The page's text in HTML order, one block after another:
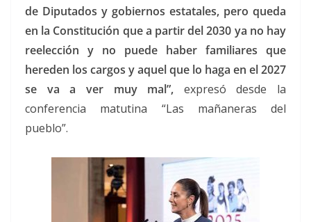
de Diputados y gobiernos estatales, pero queda
en la Constitución que a partir del 2030 ya no hay
reelección y no puede haber familiares que
hereden los cargos y aquel que lo haga en el 2027
se va a ver muy mal”, expresó desde la
conferencia matutina “Las mañaneras del
pueblo”.